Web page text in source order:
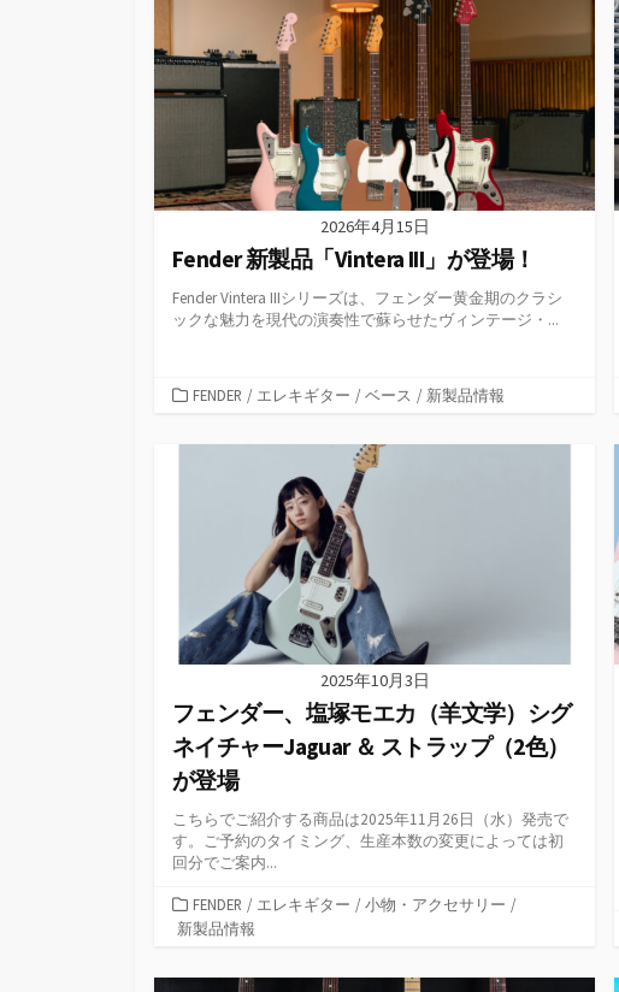
2026年4月15日
Fender 新製品「Vintera III」が登場！
Fender Vintera IIIシリーズは、フェンダー黄金期のクラシ
ックな魅力を現代の演奏性で蘇らせたヴィンテージ・...
カ
ゴ
FENDER / エレキギター / ベース / 新製品情報
2025年10月3日
フェンダー、塩塚モエカ（羊文学）シグ
ネイチャーJaguar ＆ ストラップ（2色）
が登場
こちらでご紹介する商品は2025年11月26日（水）発売で
す。ご予約のタイミング、生産本数の変更によっては初
回分でご案内...
カ
テ
リ
FENDER / エレキギター / 小物・アクセサリー /
新製品情報